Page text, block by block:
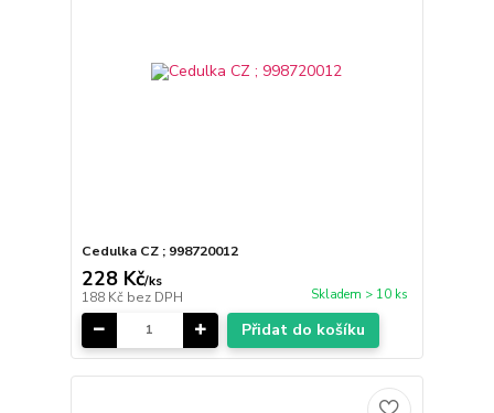
Cedulka CZ ; 998720012
228 Kč/ks
188 Kč bez DPH Skladem > 10 ks
Přidat do košíku